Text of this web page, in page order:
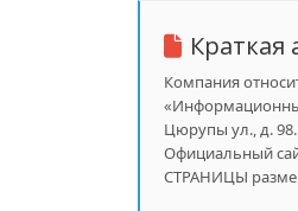
Краткая
Компания
Цюрупы ул., д. 98.
Официальный
СТРАНИЦЫ